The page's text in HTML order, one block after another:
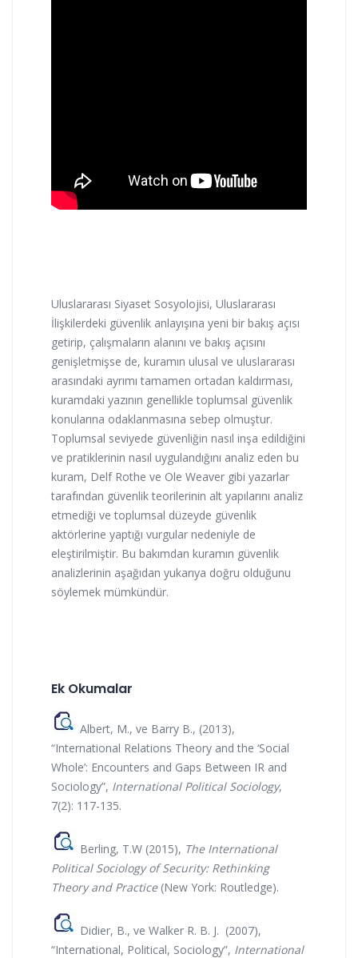
Uluslararası Siyaset Sosyolojisi, Uluslararası
İlişkilerdeki güvenlik anlayışına yeni bir bakış açısı
getirip, çalışmaların alanını ve bakış açısını
genişletmişse de, kuramın ulusal ve uluslararası
arasındaki ayrımı tamamen ortadan kaldırması,
kuramdaki yazının genellikle toplumsal güvenlik
konularına odaklanmasına sebep olmuştur.
Toplumsal seviyede güvenliğin nasıl inşa edildiğini
ve pratiklerinin nasıl uygulandığını analiz eden bu
kuram, Delf Rothe ve Ole Weaver gibi yazarlar
tarafından güvenlik teorilerinin alt yapılarını analiz
etmediği ve toplumsal düzeyde güvenlik
aktörlerine yaptığı vurgular nedeniyle de
eleştirilmiştir. Bu bakımdan kuramın güvenlik
analizlerinin aşağıdan yukarıya doğru olduğunu
söylemek mümkündür.
Ek Okumalar
Albert, M., ve Barry B., (2013),
“International Relations Theory and the ‘Social
Whole’: Encounters and Gaps Between IR and
Sociology”, International Political Sociology,
7(2): 117-135.
Berling, T.W (2015), The International
Political Sociology of Security: Rethinking
Theory and Practice(New York: Routledge).
Didier, B., ve Walker R. B. J. (2007),
“International, Political, Sociology”, International